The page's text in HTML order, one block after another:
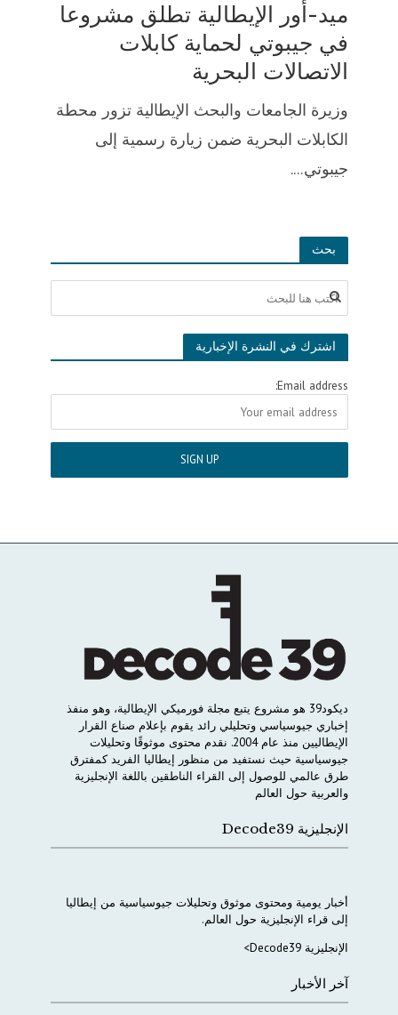
ميد-أور الإيطالية تطلق مشروعا
في جيبوتي لحماية كابلات
الاتصالات البحرية
وزيرة الجامعات والبحث الإيطالية تزور محطة
الكابلات البحرية ضمن زيارة رسمية إلى
جيبوتي....
بحث
اشترك في النشرة الإخبارية
Email address:
ديكود39 هو مشروع يتبع مجلة فورميكي الإيطالية، وهو منفذ
إخباري جيوسياسي وتحليلي رائد يقوم بإعلام صناع القرار
الإيطاليين منذ عام 2004. نقدم محتوى موثوقًا وتحليلات
جيوسياسية حيث نستفيد من منظور إيطاليا الفريد كمفترق
طرق عالمي للوصول إلى القراء الناطقين باللغة الإنجليزية
والعربية حول العالم
الإنجليزية Decode39
أخبار يومية ومحتوى موثوق وتحليلات جيوسياسية من إيطاليا
إلى قراء الإنجليزية حول العالم.
الإنجليزية Decode39>
آخر الأخبار